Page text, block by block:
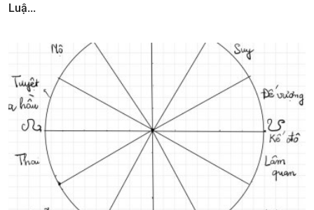
Luậ...